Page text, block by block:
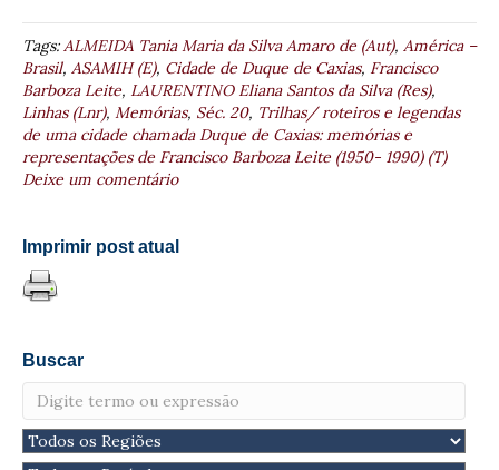
Tags:ALMEIDA Tania Maria da Silva Amaro de (Aut), América –
Brasil, ASAMIH (E), Cidade de Duque de Caxias, Francisco
Barboza Leite, LAURENTINO Eliana Santos da Silva (Res),
Linhas (Lnr), Memórias, Séc. 20, Trilhas/ roteiros e legendas
de uma cidade chamada Duque de Caxias: memórias e
representações de Francisco Barboza Leite (1950- 1990) (T)
Deixe um comentário
Imprimir post atual
Buscar